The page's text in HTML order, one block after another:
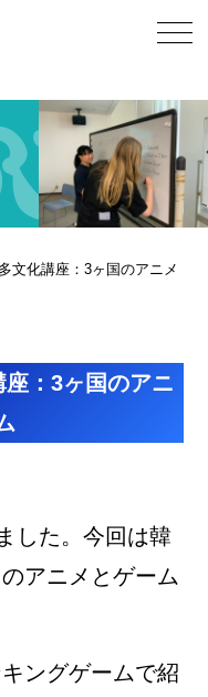
文化講座：3ヶ国のアニメ
座：3ヶ国のアニ
した。今回は韓
アニメとゲーム
ングゲームで紹